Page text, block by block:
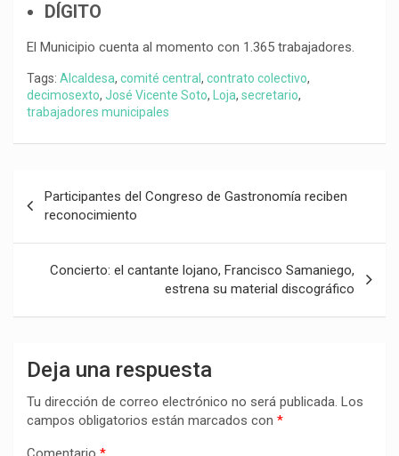
DÍGITO
El Municipio cuenta al momento con 1.365 trabajadores.
Tags: Alcaldesa, comité central, contrato colectivo,
decimosexto, José Vicente Soto, Loja, secretario,
trabajadores municipales
de
entradas
Participantes del Congreso de Gastronomía reciben
reconocimiento
Concierto: el cantante lojano, Francisco Samaniego,
estrena su material discográfico
Deja una respuesta
Tu dirección de correo electrónico no será publicada. Los
campos obligatorios están marcados con *